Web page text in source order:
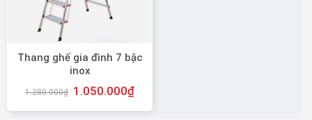
Thang ghế gia đình 7 bậc
inox
1.280.000₫ 1.050.000₫